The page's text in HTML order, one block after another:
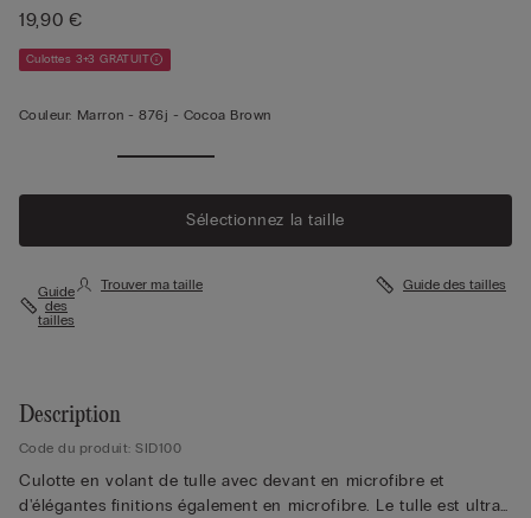
19,90 €
Culottes 3+3 GRATUIT
Couleur: Marron -876j - Cocoa Brown
Sélectionnez la taille
Guide
des
tailles
Trouver ma taille Guide des tailles
Description
Code du produit: SID100
Culotte en volant de tulle avec devant en microfibre et
d'élégantes finitions également en microfibre. Le tulle est ultra-